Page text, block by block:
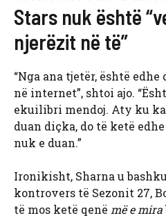
Stars nuk është
njerëzit në të”
“Nga ana tjetër, është
në internet”, shtoi ajo.
ekuilibri mendoj. Aty ku ka
duan diçka, do të ketë
nuk e duan.”
Ironikisht, Sharna u
kontrovers të Sezonit 27,
të mos ketë qenë më e mira